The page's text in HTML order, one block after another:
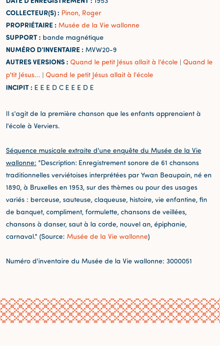
COLLECTEUR(S) : Pinon, Roger
PROPRIÉTAIRE : Musée de la Vie wallonne
SUPPORT : bande magnétique
NUMÉRO D'INVENTAIRE : MVW20-9
AUTRES VERSIONS : Quand le petit Jésus allait à l'école | Quand le
p'tit Jésus... | Quand le petit Jésus allait à l'école
INCIPIT : E E E D C E E E D E
Il s'agit de la première chanson que les enfants apprenaient à
l'école à Verviers.
Séquence musicale extraite d'une enquête du Musée de la Vie
wallonne: "Description: Enregistrement sonore de 61 chansons
traditionnelles verviétoises interprétées par Ywan Beaupain, né en
1890, à Bruxelles en 1953, sur des thèmes ou pour des usages
variés : berceuse, sauteuse, claqueuse, histoire, vie enfantine, fin
de banquet, compliment, formulette, chansons de veillées,
chansons à danser, saut à la corde, nouvel an, épiphanie,
carnaval." (Source: Musée de la Vie wallonne)
Numéro d'inventaire du Musée de la Vie wallonne: 3000051